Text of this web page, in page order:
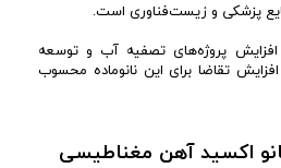
پزشکی و زیست‌فناوری است.
پروژه‌های تصفیه آب و توسعه
تقاضا برای این نانوماده محسوب
اکسید آهن مغناطیسی